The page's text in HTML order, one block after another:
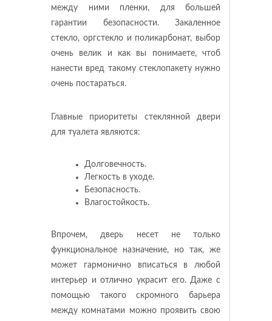
между ними пленки, для большей
гарантии безопасности. Закаленное
стекло, оргстекло и поликарбонат, выбор
очень велик и как вы понимаете, чтоб
нанести вред такому стеклопакету нужно
очень постараться.
Главные приоритеты стеклянной двери
для туалета являются:
Долговечность.
Легкость в уходе.
Безопасность.
Влагостойкость.
Впрочем, дверь несет не только
функциональное назначение, но так, же
может гармонично вписаться в любой
интерьер и отлично украсит его. Даже с
помощью такого скромного барьера
между комнатами можно проявить свою